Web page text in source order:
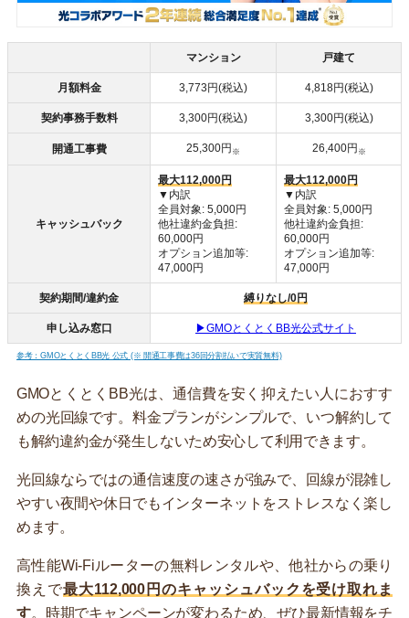
マンション 戸建て
月額料金 3,773円(税込) 4,818円(税込)
契約事務手数料 3,300円(税込) 3,300円(税込)
開通工事費 25,300円 ※ 26,400円 ※
キャッシュバック
最大112,000円
▼内訳
全員対象: 5,000円
他社違約金負担:
60,000円
オプション追加等:
47,000円
最大112,000円
▼内訳
全員対象: 5,000円
他社違約金負担:
60,000円
オプション追加等:
47,000円
契約期間/違約金 縛りなし/0円
申し込み窓口 ▶GMOとくとくBB光公式サイト
参考：GMOとくとくBB光 公式 (※ 開通工事費は36回分割払いで実質無料)
GMOとくとくBB光は、通信費を安く抑えたい人におすす
めの光回線です。料金プランがシンプルで、いつ解約して
も解約違約金が発生しないため安心して利用できます。
光回線ならではの通信速度の速さが強みで、回線が混雑し
やすい夜間や休日でもインターネットをストレスなく楽し
めます。
高性能Wi-Fiルーターの無料レンタルや、他社からの乗り
換えで最大112,000円のキャッシュバックを受け取れま
す。時期でキャンペーンが変わるため、ぜひ最新情報をチ